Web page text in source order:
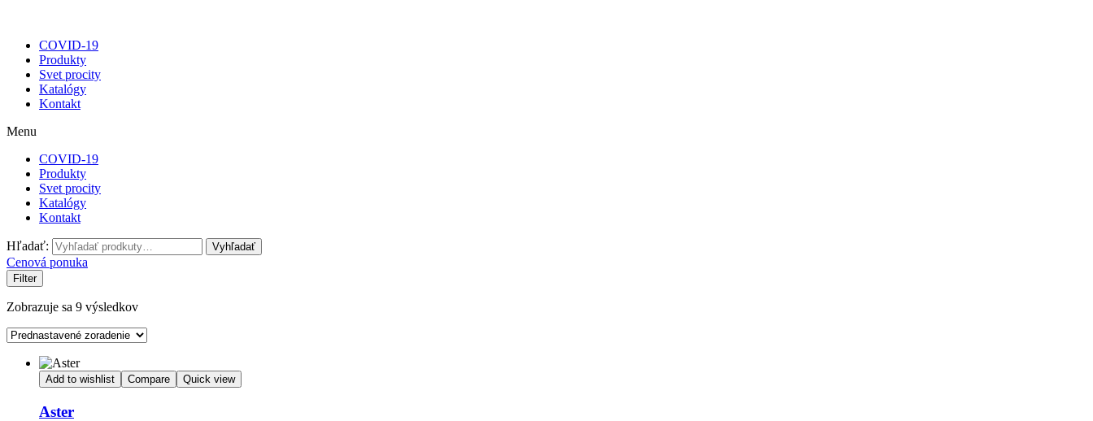
COVID-19
Produkty
Svet procity
Katalógy
Kontakt
Menu
COVID-19
Produkty
Svet procity
Katalógy
Kontakt
Hľadať: Vyhľadať
Cenová ponuka
Filter
Zobrazuje sa 9 výsledkov
Add to wishlist Compare Quick view
Aster